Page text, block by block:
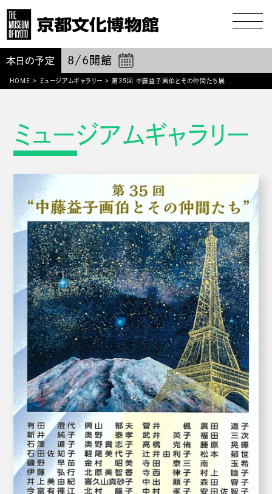
本日の予定 8/6 開館
HOME > ミュージアムギャラリー > 第35回 中藤益子画伯とその仲間たち展